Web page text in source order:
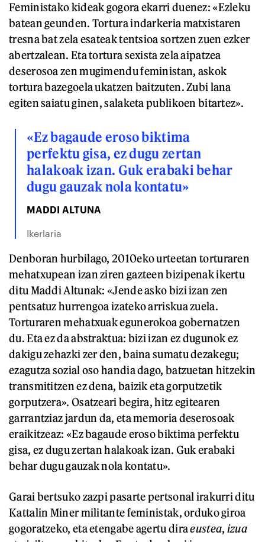
Feministako kideak gogora ekarri duenez: «Ezleku
batean geunden. Tortura indarkeria matxistaren
tresna bat zela esateak tentsioa sortzen zuen ezker
abertzalean. Eta tortura sexista zela aipatzea
deserosoa zen mugimendu feministan, askok
tortura bazegoela ukatzen baitzuten. Zubi lana
egiten saiatu ginen, salaketa publikoen bitartez».
«Ez bagaude eroso biktima
perfektu gisa, ez dugu zertan
halakoak izan. Guk erabaki behar
dugu gauzak nola kontatu»
MADDI ALTUNA
Ikerlaria
Denboran hurbilago, 2010eko urteetan torturaren
mehatxupean izan ziren gazteen bizipenak ikertu
ditu Maddi Altunak: «Jende asko bizi izan zen
pentsatuz hurrengoa izateko arriskua zuela.
Torturaren mehatxuak egunerokoa gobernatzen
du. Eta ez da abstraktua: bizi izan ez dugunok ez
dakigu zehazki zer den, baina sumatu dezakegu;
ezagutza sozial oso handia dago, batzuetan hitzekin
transmititzen ez dena, baizik eta gorputzetik
gorputzera». Osatzeari begira, hitz egitearen
garrantziaz jardun da, eta memoria deserosoak
eraikitzeaz: «Ez bagaude eroso biktima perfektu
gisa, ez dugu zertan halakoak izan. Guk erabaki
behar dugu gauzak nola kontatu».
Garai bertsuko zazpi pasarte pertsonal irakurri ditu
Kattalin Miner militante feministak, orduko giroa
gogoratzeko, eta etengabe agertu diraeustea, izua